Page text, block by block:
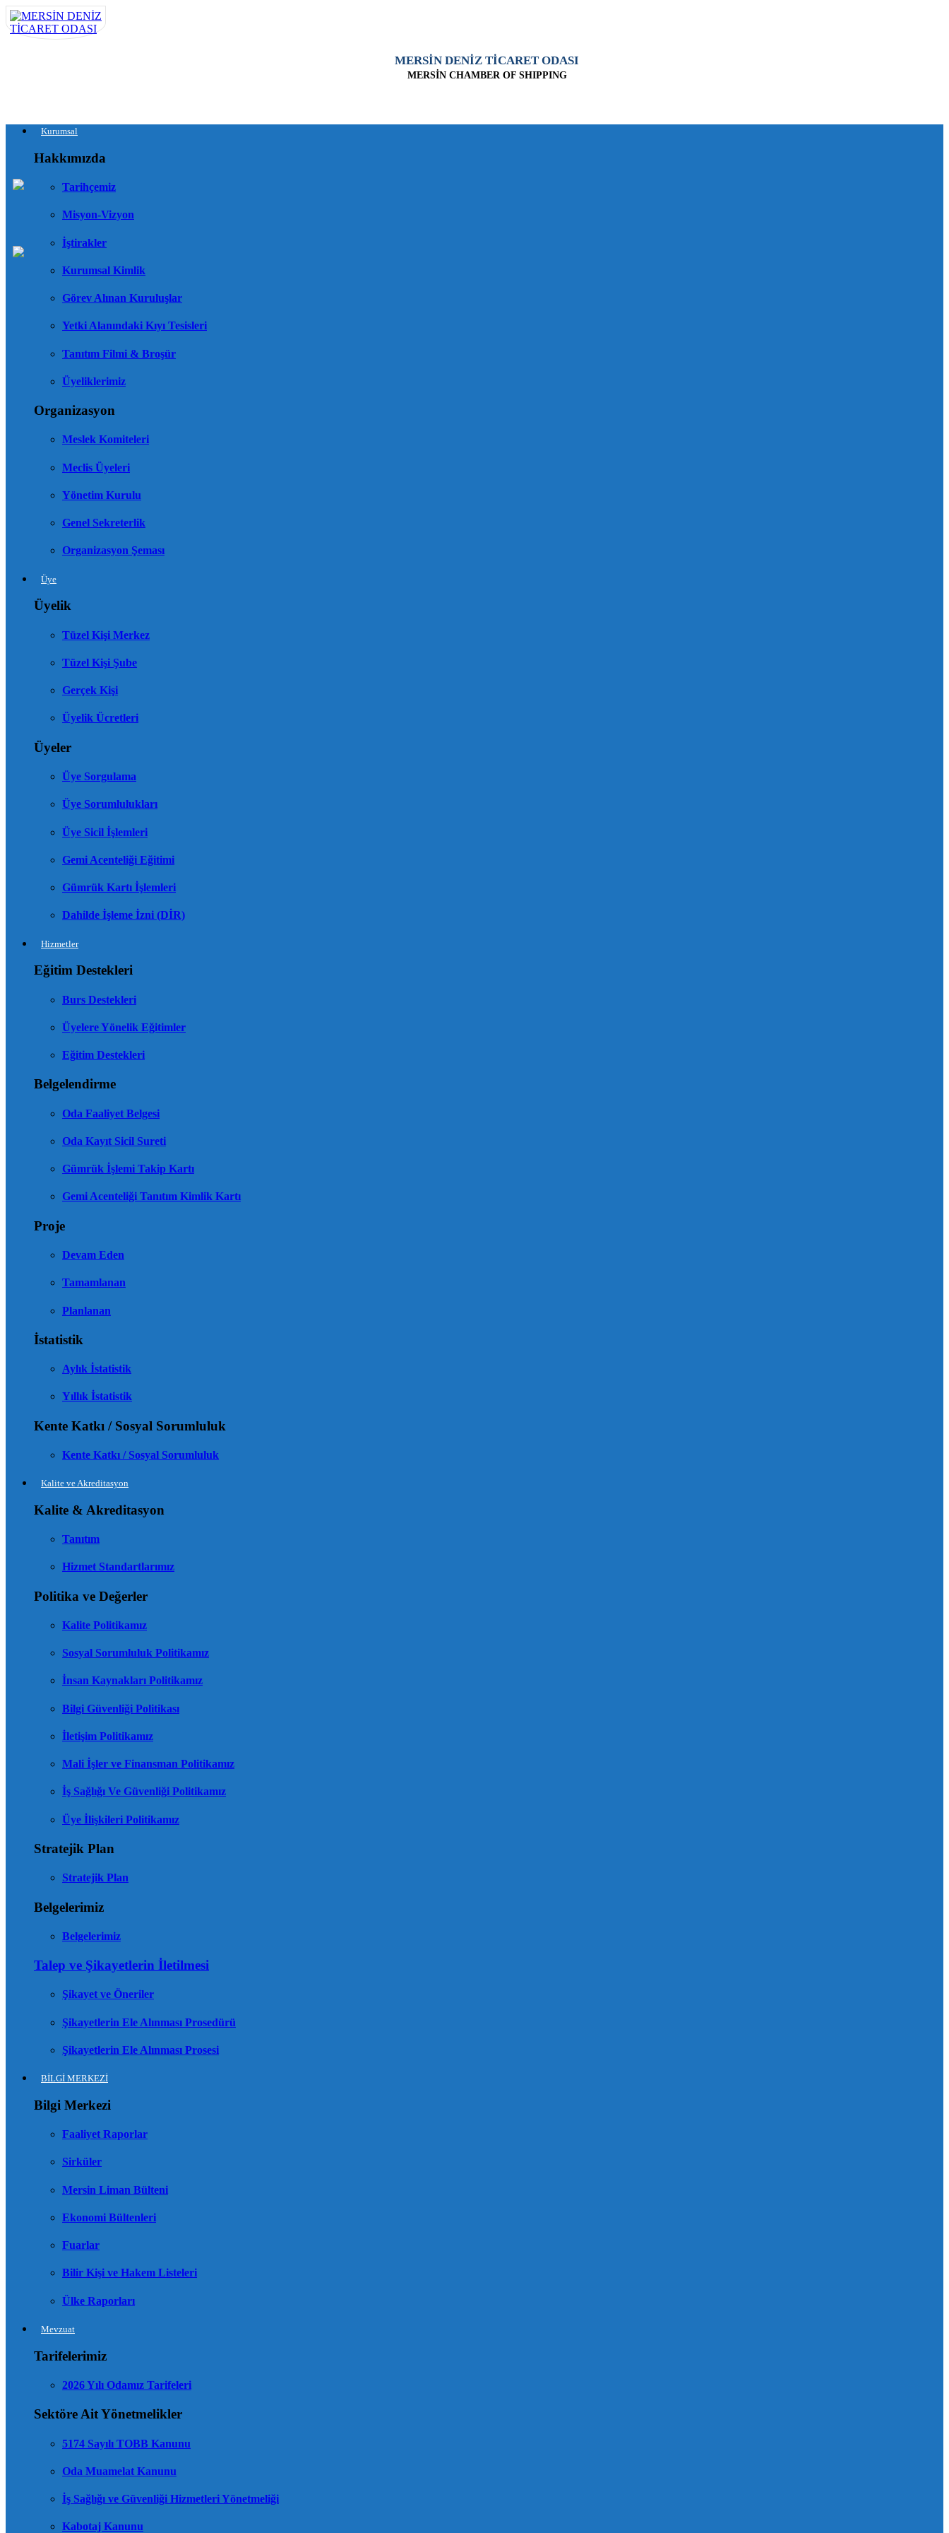
MERSİN DENİZ TİCARET ODASI
MERSİN CHAMBER OF SHIPPING
Kurumsal
Hakkımızda
Tarihçemiz
Misyon-Vizyon
İştirakler
Kurumsal Kimlik
Görev Alınan Kuruluşlar
Yetki Alanındaki Kıyı Tesisleri
Tanıtım Filmi & Broşür
Üyeliklerimiz
Organizasyon
Meslek Komiteleri
Meclis Üyeleri
Yönetim Kurulu
Genel Sekreterlik
Organizasyon Şeması
Üye
Üyelik
Tüzel Kişi Merkez
Tüzel Kişi Şube
Gerçek Kişi
Üyelik Ücretleri
Üyeler
Üye Sorgulama
Üye Sorumlulukları
Üye Sicil İşlemleri
Gemi Acenteliği Eğitimi
Gümrük Kartı İşlemleri
Dahilde İşleme İzni (DİR)
Hizmetler
Eğitim Destekleri
Burs Destekleri
Üyelere Yönelik Eğitimler
Eğitim Destekleri
Belgelendirme
Oda Faaliyet Belgesi
Oda Kayıt Sicil Sureti
Gümrük İşlemi Takip Kartı
Gemi Acenteliği Tanıtım Kimlik Kartı
Proje
Devam Eden
Tamamlanan
Planlanan
İstatistik
Aylık İstatistik
Yıllık İstatistik
Kente Katkı / Sosyal Sorumluluk
Kente Katkı / Sosyal Sorumluluk
Kalite ve Akreditasyon
Kalite & Akreditasyon
Tanıtım
Hizmet Standartlarımız
Politika ve Değerler
Kalite Politikamız
Sosyal Sorumluluk Politikamız
İnsan Kaynakları Politikamız
Bilgi Güvenliği Politikası
İletişim Politikamız
Mali İşler ve Finansman Politikamız
İş Sağlığı Ve Güvenliği Politikamız
Üye İlişkileri Politikamız
Stratejik Plan
Stratejik Plan
Belgelerimiz
Belgelerimiz
Talep ve Şikayetlerin İletilmesi
Şikayet ve Öneriler
Şikayetlerin Ele Alınması Prosedürü
Şikayetlerin Ele Alınması Prosesi
BİLGİ MERKEZİ
Bilgi Merkezi
Faaliyet Raporlar
Sirküler
Mersin Liman Bülteni
Ekonomi Bültenleri
Fuarlar
Bilir Kişi ve Hakem Listeleri
Ülke Raporları
Mevzuat
Tarifelerimiz
2026 Yılı Odamız Tarifeleri
Sektöre Ait Yönetmelikler
5174 Sayılı TOBB Kanunu
Oda Muamelat Kanunu
İş Sağlığı ve Güvenliği Hizmetleri Yönetmeliği
Kabotaj Kanunu